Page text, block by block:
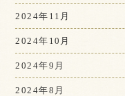
2024年11月
2024年10月
2024年9月
2024年8月